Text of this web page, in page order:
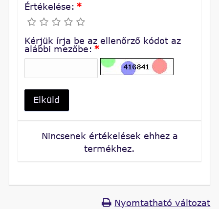
Értékelése: *
Kérjük írja be az ellenőrző kódot az
alábbi mezőbe: *
Elküld
Nincsenek értékelések ehhez a
termékhez.
Nyomtatható változat